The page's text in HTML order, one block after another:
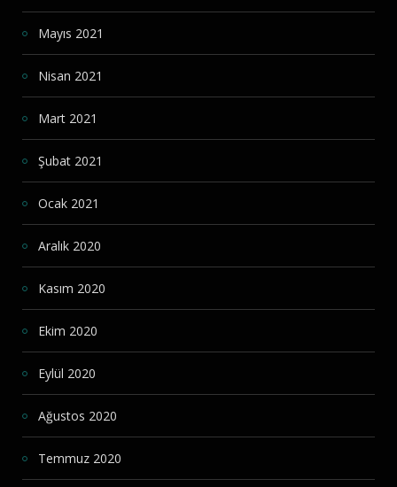
Mayıs 2021
Nisan 2021
Mart 2021
Şubat 2021
Ocak 2021
Aralık 2020
Kasım 2020
Ekim 2020
Eylül 2020
Ağustos 2020
Temmuz 2020